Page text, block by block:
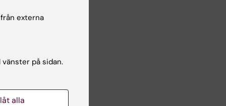
externa
på sidan.
alla